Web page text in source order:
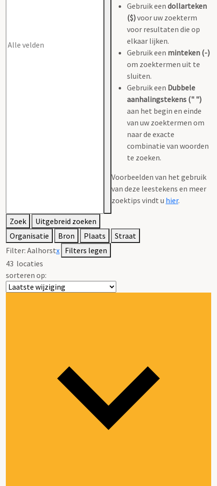
Gebruik een dollarteken
($)voor uw zoekterm
voor resultaten die op
elkaar lijken.
Gebruik een minteken (-)
om zoektermen uit te
sluiten.
Gebruik een Dubbele
aanhalingstekens (" ")
aan het begin en einde
van uw zoektermen om
naar de exacte
combinatie van woorden
te zoeken.
Voorbeelden van het gebruik
van deze leestekens en meer
zoektips vindt u hier.
Zoek
Uitgebreid zoeken
Organisatie
Bron Plaats
Straat
Filter: Aalhorstx Filters legen
43 locaties
sorteren op: